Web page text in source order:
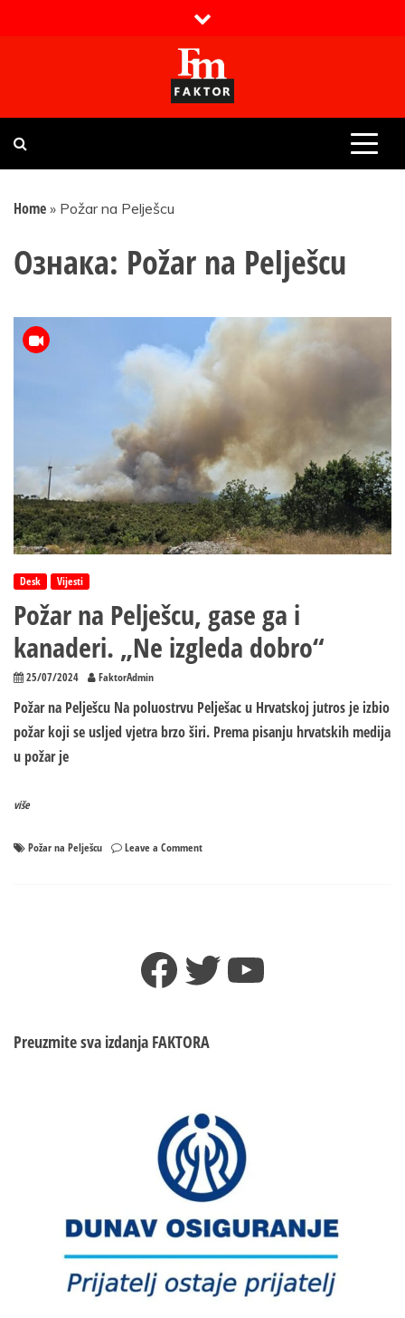
Faktor magazin
Uvijek presudan
Home » Požar na Pelješcu
Ознака: Požar na Pelješcu
Desk Vijesti
Požar na Pelješcu, gase ga i
kanaderi. „Ne izgleda dobro“
25/07/2024 FaktorAdmin
Požar na Pelješcu Na poluostrvu Pelješac u Hrvatskoj jutros je izbio
požar koji se usljed vjetra brzo širi. Prema pisanju hrvatskih medija
u požar je
više
Požar na Pelješcu Leave a Commenton
i
kanaderi.
Facebook
TwitterYouTube
Preuzmite sva izdanja FAKTORA